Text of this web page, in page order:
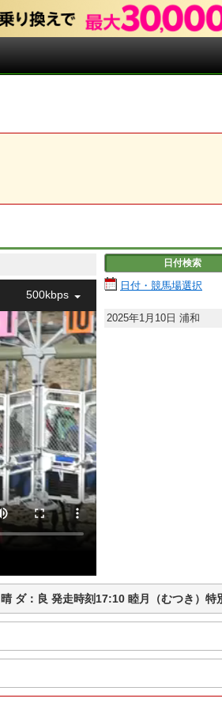
500kbps
日付検索
日付・競馬場選択
2025年1月10日 浦和
ダ：良 発走時刻17:10 睦月（むつき）